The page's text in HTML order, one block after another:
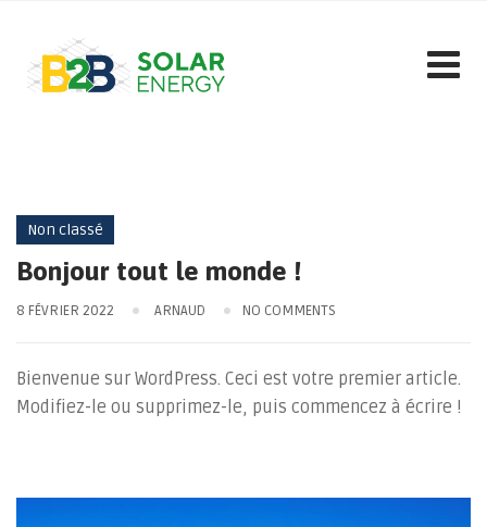
content
Non classé
Bonjour tout le monde !
8 FÉVRIER 2022 ARNAUD NO COMMENTS
Bienvenue sur WordPress. Ceci est votre premier article.
Modifiez-le ou supprimez-le, puis commencez à écrire !